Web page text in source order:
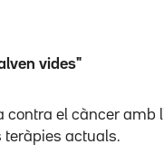
vides"
contra el càncer amb
teràpies actuals.